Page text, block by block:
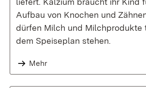
Aufbau von Knochen und
dürfen Milch und Milchprodukte
dem Speiseplan stehen.
Mehr